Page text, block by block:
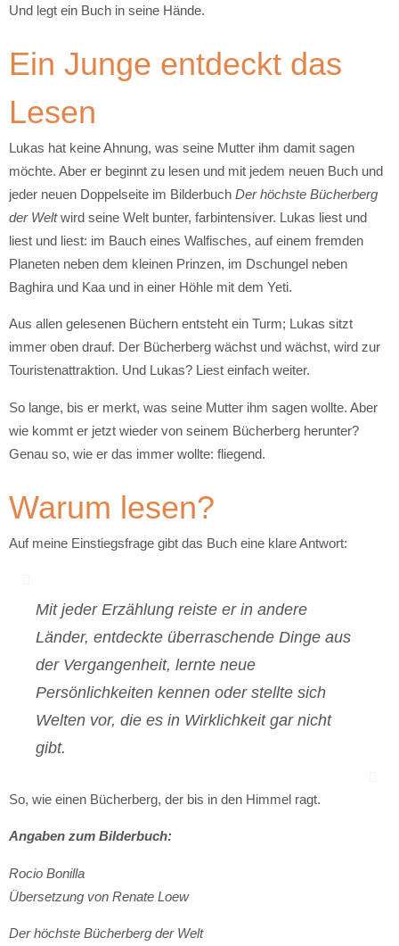
Und legt ein Buch in seine Hände.
Ein Junge entdeckt das
Lesen
Lukas hat keine Ahnung, was seine Mutter ihm damit sagen
möchte. Aber er beginnt zu lesen und mit jedem neuen Buch und
jeder neuen Doppelseite im Bilderbuch Der höchste Bücherberg
der Weltwird seine Welt bunter, farbintensiver. Lukas liest und
liest und liest: im Bauch eines Walfisches, auf einem fremden
Planeten neben dem kleinen Prinzen, im Dschungel neben
Baghira und Kaa und in einer Höhle mit dem Yeti.
Aus allen gelesenen Büchern entsteht ein Turm; Lukas sitzt
immer oben drauf. Der Bücherberg wächst und wächst, wird zur
Touristenattraktion. Und Lukas? Liest einfach weiter.
So lange, bis er merkt, was seine Mutter ihm sagen wollte. Aber
wie kommt er jetzt wieder von seinem Bücherberg herunter?
Genau so, wie er das immer wollte: fliegend.
Warum lesen?
Auf meine Einstiegsfrage gibt das Buch eine klare Antwort:
Mit jeder Erzählung reiste er in andere
Länder, entdeckte überraschende Dinge aus
der Vergangenheit, lernte neue
Persönlichkeiten kennen oder stellte sich
Welten vor, die es in Wirklichkeit gar nicht
gibt.
So, wie einen Bücherberg, der bis in den Himmel ragt.
Angaben zum Bilderbuch:
Rocio Bonilla
Übersetzung von Renate Loew
Der höchste Bücherberg der Welt